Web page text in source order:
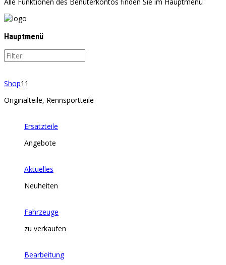
Hauptmenü
Shop11
Originalteile, Rennsportteile
Ersatzteile
Angebote
Aktuelles
Neuheiten
Fahrzeuge
zu verkaufen
Bearbeitung